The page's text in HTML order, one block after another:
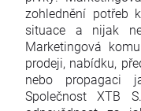
zohlednění potřeb
situace a nijak
Marketingová
prodeji, nabídku,
nebo propagaci
Společnost XTB